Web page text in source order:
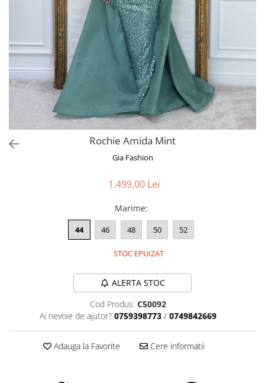
Blanuri
Veste
Paltoane
Sacouri
Tricouri
Traditional
Rochie Amida Mint
Gia Fashion
1.499,00 Lei
Marime:
44 46 48 50 52
STOC EPUIZAT
ALERTA STOC
Cod Produs: C50092
Ai nevoie de ajutor? 0759398773 / 0749842669
Adauga la Favorite Cere informatii